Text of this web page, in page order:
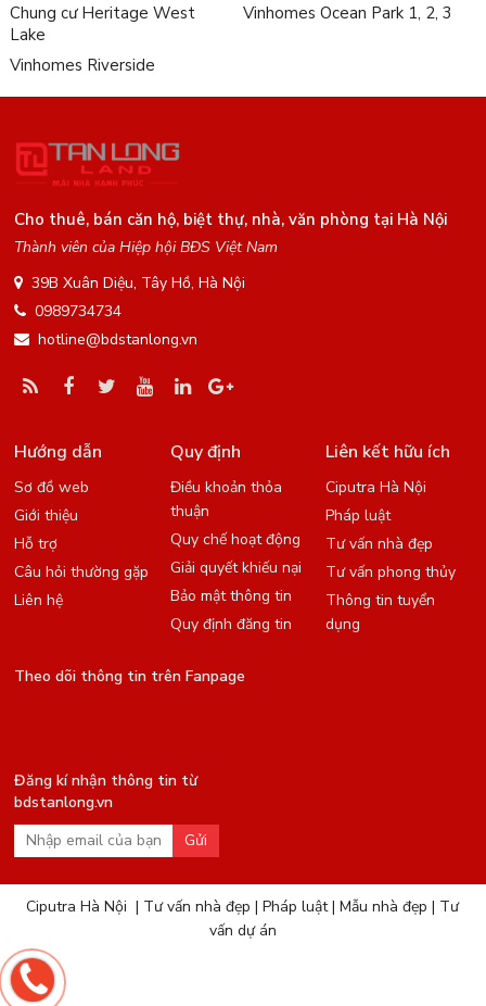
Chung cư Heritage West
Lake
Vinhomes Ocean Park 1, 2, 3
Vinhomes Riverside
Cho thuê, bán căn hộ, biệt thự, nhà, văn phòng tại Hà Nội
Thành viên của Hiệp hội BĐS Việt Nam
39B Xuân Diệu, Tây Hồ, Hà Nội
0989734734
hotline@bdstanlong.vn
Hướng dẫn
Sơ đồ web
Giới thiệu
Hỗ trợ
Câu hỏi thường gặp
Liên hệ
Quy định
Điều khoản thỏa
thuận
Quy chế hoạt động
Giải quyết khiếu nại
Bảo mật thông tin
Quy định đăng tin
Liên kết hữu ích
Ciputra Hà Nội
Pháp luật
Tư vấn nhà đẹp
Tư vấn phong thủy
Thông tin tuyển
dụng
Theo dõi thông tin trên Fanpage
Đăng kí nhận thông tin từ
bdstanlong.vn
Gửi
Ciputra Hà Nội | Tư vấn nhà đẹp |Pháp luật|Mẫu nhà đẹp | Tư
vấn dự án